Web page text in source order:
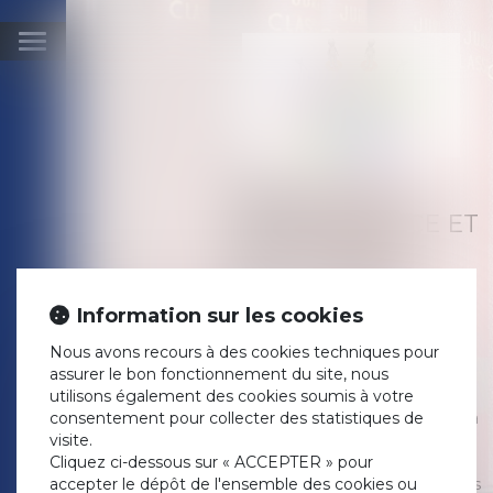
Ouvrir
DESCENDANCE ET
Droit de la famille, des
patrimoine/Patrimoine et
succession
Source :www.lemonde.fr
En l’absence de descendant, la
dans quelle proportion.
Anticiper la transmission de ses
Information sur les cookies
Nous avons recours à des cookies techniques pour
assurer le bon fonctionnement du site, nous
utilisons également des cookies soumis à votre
consentement pour collecter des statistiques de
visite.
Cliquez ci-dessous sur « ACCEPTER » pour
accepter le dépôt de l'ensemble des cookies ou